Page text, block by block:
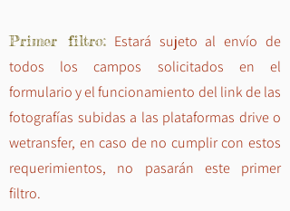
Primer filtro:Estará sujeto al envío de
todos los campos solicitados en el
formulario y el funcionamiento del link de las
fotografías subidas a las plataformas drive o
wetransfer, en caso de no cumplir con estos
requerimientos, no pasarán este primer
filtro.